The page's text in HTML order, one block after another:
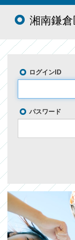
湘南鎌
ログインID
パスワード